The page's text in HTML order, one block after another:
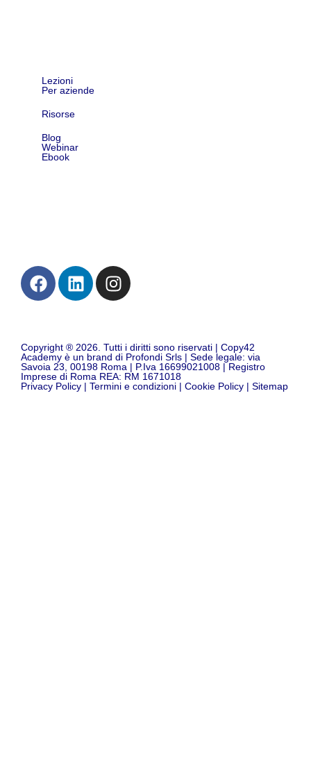
Lezioni
Per aziende
Risorse
Blog
Webinar
Ebook
Copyright ® 2026. Tutti i diritti sono riservati | Copy42
Academy è un brand di Profondi Srls | Sede legale: via
Savoia 23, 00198 Roma | P.Iva 16699021008 | Registro
Imprese di Roma REA: RM 1671018
Privacy Policy | Termini e condizioni | Cookie Policy | Sitemap